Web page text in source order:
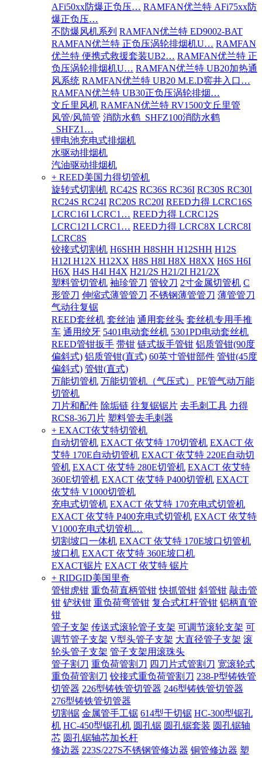
AFi50xx防爆正负压… RAMFAN优兰特 AFi75xx防
爆正负压…
不防爆风机系列 RAMFAN优兰特 ED9002-BAT
RAMFAN优兰特 正负压涡轮排烟机U… RAMFAN
优兰特 便携式救援套装UB2… RAMFAN优兰特 正
负压涡轮排烟机U… RAMFAN优兰特 UB20加热通
风系统 RAMFAN优兰特 UB20 M.E.D窖井入口…
RAMFAN优兰特 UB30正负压涡轮排烟…
文丘里风机 RAMFAN优兰特 RV1500文丘里管
风管/风筒管 消防水鹤_SHFZ100消防水鹤
_SHFZ1…
锂电池充电式排烟机
水驱动排烟机
汽油驱动排烟机
+ REED美国力得切管机
旋转式切割机 RC42S RC36S RC36I RC30S RC30I
RC24S RC24I RC20S RC20I REED力得 LCRC16S
LCRC16I LCRC1… REED力得 LCRC12S
LCRC12I LCRC1… REED力得 LCRC8X LCRC8I
LCRC8S
铰接式切割机 H6SHH H8SHH H12SHH H12S
H12I H12X H12XX H8S H8I H8X H8XX H6S H6I
H6X H4S H4I H4X H21/2S H21/2I H21/2X
塑料管切管机 袖珍管刀 管铰刀 2寸金属切管机 C
形管刀 伸缩式薄管管刀 不锈钢薄管管刀 薄管管刀
气动往复锯
REED套丝机 套丝油 通用套丝头 套丝机专用手推
车 通用绞牙 5401电动套丝机 5301PD电动套丝机
REED管钳扳手 带钳 链式扳手管钳 铝质管钳(90度
偏斜式) 铝质管钳(直式) 60英寸管钳部件 管钳(45度
偏斜式) 管钳(直式)
万能切管机 万能切管机（气压式）
PE管气动万能
切管机
刀片和配件 除垢链 往复锯锯片 去毛刺工具 力得
RCS8-36刀片 塑料管去毛刺器
+ EXACT依艾特切管机
自动切管机 EXACT 依艾特 170切管机 EXACT 依
艾特 170E自动切管机 EXACT 依艾特 220E自动切
管机 EXACT 依艾特 280E切管机 EXACT 依艾特
360E切管机 EXACT 依艾特 P400切管机 EXACT
依艾特 V1000切管机
充电式切管机 EXACT 依艾特 170充电式切管机
EXACT 依艾特 P400充电式切管机 EXACT 依艾特
V1000充电式切管机…
切割坡口一体机 EXACT 依艾特 170E坡口切管机
坡口机 EXACT 依艾特 360E坡口机
EXACT锯片 EXACT 依艾特 锯片
+ RIDGID美国里奇
管钳虎钳 重负荷直柄管钳 快抓管钳 斜管钳 敲击管
钳 铲状钳 重负荷弯管钳 复合式杠杆管钳 铝柄直管
钳
管子支架 传送式滚轮管子支架 可调节滚轮支架 可
调节管子支架 V型头管子支架 大直径管子支架 滚
轮头管子支架 管子支架用滚珠头
管子割刀 重负荷管割刀 四刀片式管割刀 宽滚轮式
重负荷管割刀 铰接式重负荷管割刀 238-P型铸铁管
切管器 226型铸铁管切管器 246型铸铁管切管器
276型铸铁管切管器
切割锯 金属管手工锯 614型干切锯 HC-300型锯孔
机 HC-450型锯孔机 圆孔锯 圆孔锯套装 圆孔锯轴
芯 圆孔锯轴芯加长杆
修边器 223S/227S不锈钢管修边器 铜管修边器 塑